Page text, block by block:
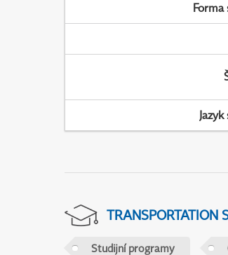
Forma
TRANSPORTATION
Studijní programy